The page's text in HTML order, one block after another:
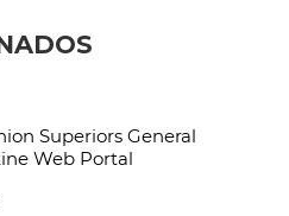
Superiors General
Web Portal